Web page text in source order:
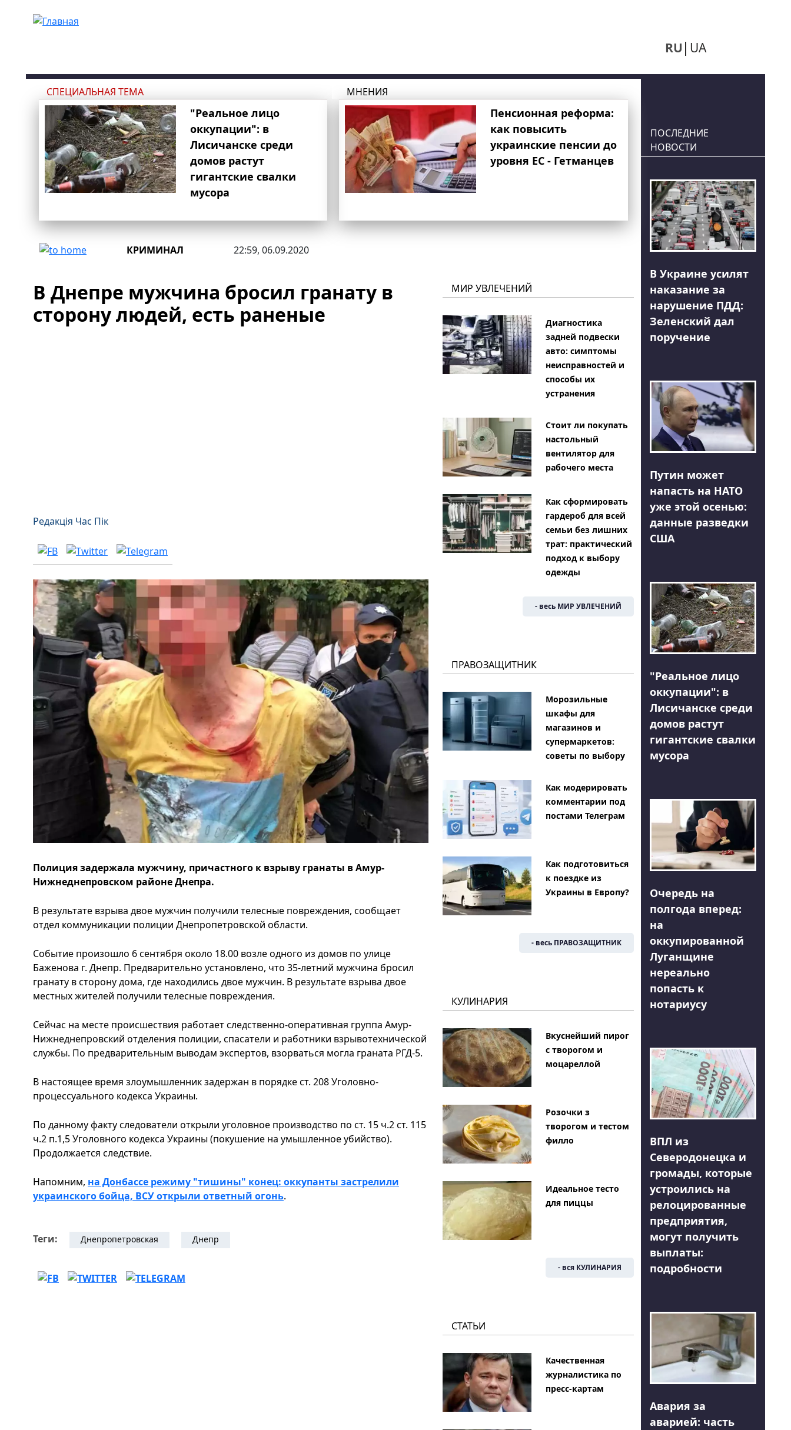
RU UA
СПЕЦИАЛЬНАЯ ТЕМА
"Реальное лицо
оккупации": в
Лисичанске среди
домов растут
гигантские свалки
мусора
МНЕНИЯ
Пенсионная реформа:
как повысить
украинские пенсии до
уровня ЕС - Гетманцев
КРИМИНАЛ 22:59, 06.09.2020
В Днепре мужчина бросил гранату в
сторону людей, есть раненые
Редакція Час Пік
Полиция задержала мужчину, причастного к взрыву гранаты в Амур-
Нижнеднепровском районе Днепра.
В результате взрыва двое мужчин получили телесные повреждения, сообщает
отдел коммуникации полиции Днепропетровской области.
Событие произошло 6 сентября около 18.00 возле одного из домов по улице
Баженова г. Днепр. Предварительно установлено, что 35-летний мужчина бросил
гранату в сторону дома, где находились двое мужчин. В результате взрыва двое
местных жителей получили телесные повреждения.
Сейчас на месте происшествия работает следственно-оперативная группа Амур-
Нижнеднепровский отделения полиции, спасатели и работники взрывотехнической
службы. По предварительным выводам экспертов, взорваться могла граната РГД-5.
В настоящее время злоумышленник задержан в порядке ст. 208 Уголовно-
процессуального кодекса Украины.
По данному факту следователи открыли уголовное производство по ст. 15 ч.2 ст. 115
ч.2 п.1,5 Уголовного кодекса Украины (покушение на умышленное убийство).
Продолжается следствие.
Напомним, на Донбассе режиму "тишины" конец: оккупанты застрелили
украинского бойца, ВСУ открыли ответный огонь.
Теги: Днепропетровская Днепр
МИР УВЛЕЧЕНИЙ
Диагностика
задней подвески
авто: симптомы
неисправностей и
способы их
устранения
Стоит ли покупать
настольный
вентилятор для
рабочего места
Как сформировать
гардероб для всей
семьи без лишних
трат: практический
подход к выбору
одежды
- весь МИР УВЛЕЧЕНИЙ
ПРАВОЗАЩИТНИК
Морозильные
шкафы для
магазинов и
супермаркетов:
советы по выбору
Как модерировать
комментарии под
постами Телеграм
Как подготовиться
к поездке из
Украины в Европу?
- весь ПРАВОЗАЩИТНИК
КУЛИНАРИЯ
Вкуснейший пирог
с творогом и
моцареллой
Розочки з
творогом и тестом
филло
Идеальное тесто
для пиццы
- вся КУЛИНАРИЯ
СТАТЬИ
Качественная
журналистика по
пресс-картам
ПОСЛЕДНИЕ
НОВОСТИ
В Украине усилят
наказание за
нарушение ПДД:
Зеленский дал
поручение
Путин может
напасть на НАТО
уже этой осенью:
данные разведки
США
"Реальное лицо
оккупации": в
Лисичанске среди
домов растут
гигантские свалки
мусора
Очередь на
полгода вперед:
на
оккупированной
Луганщине
нереально
попасть к
нотариусу
ВПЛ из
Северодонецка и
громады, которые
устроились на
релоцированные
предприятия,
могут получить
выплаты:
подробности
Авария за
аварией: часть